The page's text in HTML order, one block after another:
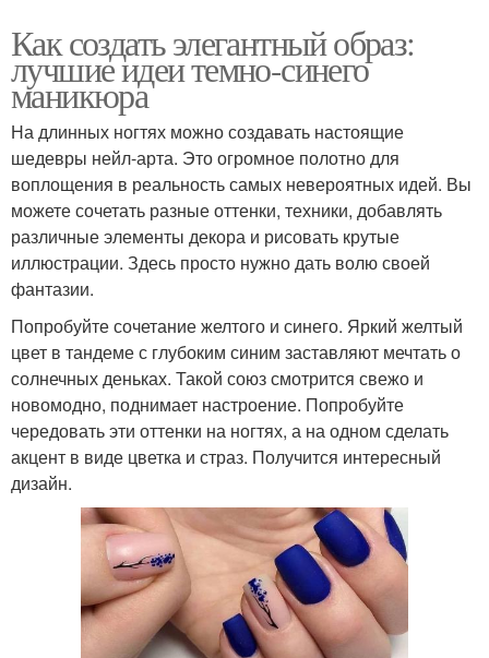
Как создать элегантный образ:
лучшие идеи темно-синего
маникюра
На длинных ногтях можно создавать настоящие
шедевры нейл-арта. Это огромное полотно для
воплощения в реальность самых невероятных идей. Вы
можете сочетать разные оттенки, техники, добавлять
различные элементы декора и рисовать крутые
иллюстрации. Здесь просто нужно дать волю своей
фантазии.
Попробуйте сочетание желтого и синего. Яркий желтый
цвет в тандеме с глубоким синим заставляют мечтать о
солнечных деньках. Такой союз смотрится свежо и
новомодно, поднимает настроение. Попробуйте
чередовать эти оттенки на ногтях, а на одном сделать
акцент в виде цветка и страз. Получится интересный
дизайн.